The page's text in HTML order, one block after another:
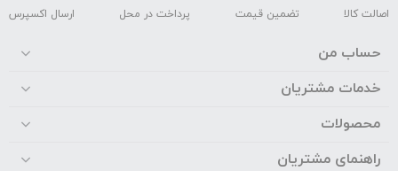
اصالت کالا تضمین قیمت پرداخت در محل ارسال اکسپرس
حساب من
خدمات مشتریان
محصولات
راهنمای مشتریان